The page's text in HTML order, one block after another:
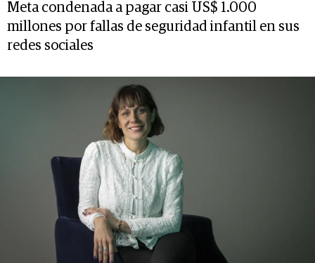
Meta condenada a pagar casi US$ 1.000
millones por fallas de seguridad infantil en sus
redes sociales